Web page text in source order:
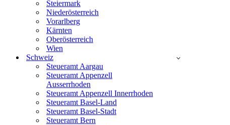
Steiermark
Niederösterreich
Vorarlberg
Kärnten
Oberösterreich
Wien
Schweiz
Steueramt Aargau
Steueramt Appenzell
Ausserrhoden
Steueramt Appenzell Innerrhoden
Steueramt Basel-Land
Steueramt Basel-Stadt
Steueramt Bern